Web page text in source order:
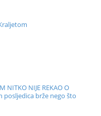
NITKO NIJE REKAO O
posljedica brže nego što